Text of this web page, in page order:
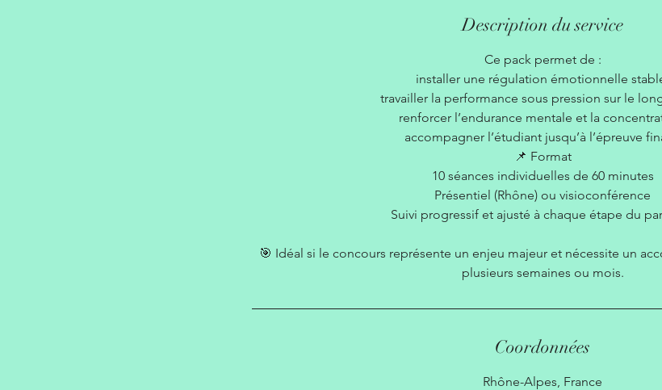
Description du service
Ce pack permet de :
installer une régulation émotionnelle
travailler la performance sous pression sur le
renforcer l’endurance mentale et la
accompagner l’étudiant jusqu’à l’épreuve
📌 Format
10 séances individuelles de 60 minutes
Présentiel (Rhône) ou visioconférence
Suivi progressif et ajusté à chaque étape du
🎯 Idéal si le concours représente un enjeu majeur et nécessite un
plusieurs semaines ou mois.
Coordonnées
Rhône-Alpes, France